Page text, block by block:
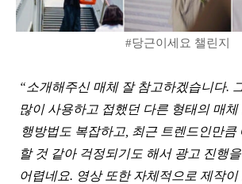
#당근이세요 챌린지
“소개해주신 매체 잘 참고하겠습니다.
많이 사용하고 접했던 다른 형태의 매
행방법도 복잡하고, 최근 트렌드인만큼
할 것 같아 걱정되기도 해서 광고 진행
어렵네요. 영상 또한 자체적으로 제작